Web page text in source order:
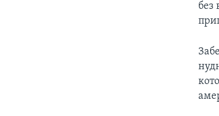
без